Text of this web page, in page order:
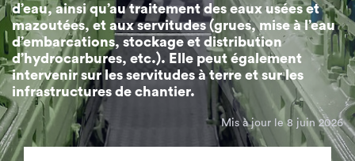
d’eau, ainsi qu’au traitement des eaux usées et
mazoutées, et aux servitudes (grues, mise à l’eau
d’embarcations, stockage et distribution
d’hydrocarbures, etc.). Elle peut également
intervenir sur les servitudes à terre et sur les
infrastructures de chantier.
Mis à jour le 8 juin 2026